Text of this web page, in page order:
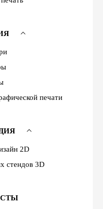
печати
2D
стендов 3D